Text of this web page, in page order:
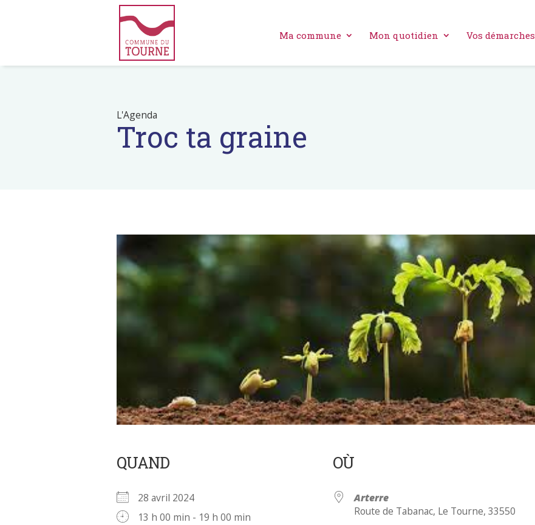
Ma commune Mon quotidien Vos démarches
L'Agenda
Troc ta graine
QUAND
28 avril 2024
13 h 00 min - 19 h 00 min
OÙ
Arterre
Route de Tabanac, Le Tourne, 33550